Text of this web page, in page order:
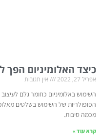
כיצד האלומיניום הפך
אפריל 27, 2022 אין תגובות
השימוש באלומיניום כחומר גלם
הפופולריות של השימוש בשלטים
מכמה סיבות.
קרא עוד »